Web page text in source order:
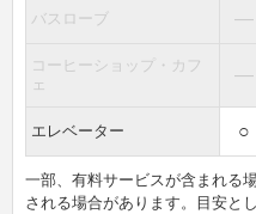
バスローブ ―
コーヒーショップ・カフ
ェ
―
エレベーター ○
一部、有料サービスが含まれる
される場合があります。目安と